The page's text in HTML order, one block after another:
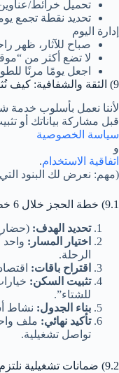
تحميل خرائط/
تحديد نقطة تجمع
إدارة اليوم
صباح للآثار، ظهر
لا تضع أكثر من
اجعل يومًا مرنًا
9) الثقة والشفافية: كيف نُثبت لك البنود قبل الدفع؟ ✅
لأننا نعمل بأسلوب
قبل مشاركة بياناتك أو
سياسة الخصوصية
و
اتفاقية الاستخدام.
(مهم: نعرض لك البنود
9.1) خطة الحجز خلال 6 خطوات (مختصرة وواضحة) 🧾
تحديد الهدف:
اختيار المسار:
الرحلة.
اقتراح باقات:
تثبيت السكن:
للشتاء”.
بناء الجدول: نشاط
تأكيد نهائي:
تواصل تشغيلية.
9.2) ضمانات تشغيلية نلتزم بها في الرحلات الشتوية 🛡️